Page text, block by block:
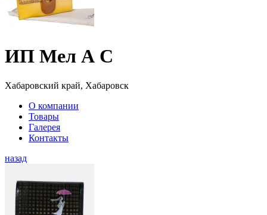
ИП Мел А С
Хабаровский край, Хабаровск
О компании
Товары
Галерея
Контакты
назад